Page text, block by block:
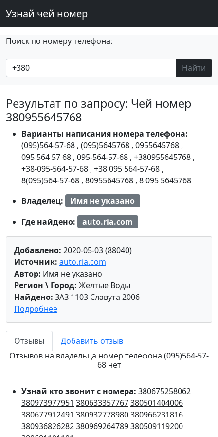
Узнай чей номер
Поиск по номеру телефона:
Найти
Результат по запросу: Чей номер
380955645768
Варианты написания номера телефона:
(095)564-57-68 , (095)5645768 , 0955645768 ,
095 564 57 68 , 095-564-57-68 , +380955645768 ,
+38-095-564-57-68 , +38 095 564-57-68 ,
8(095)564-57-68 , 80955645768 , 8 095 5645768
Владелец:
Имя не указано
Где найдено:
auto.ria.com
Добавлено: 2020-05-03 (88040)
Источник: auto.ria.com
Автор: Имя не указано
Регион \ Город: Желтые Воды
Найдено: ЗАЗ 1103 Славута 2006
Подробнее
Отзывы
Добавить отзыв
Отзывов на владельца номер телефона (095)564-57-
68 нет
Узнай кто звонит с номера: 380675258062
380973977951 380633357767380501404006
380677912491 380932778980380966231816
380936826282380969264789380509119200